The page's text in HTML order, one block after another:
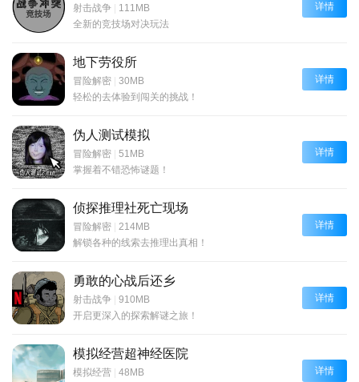
射击战争
111MB
全新的竞技场对决玩法
详情
地下劳役所
冒险解密
30MB
轻松的去体验到闯关的挑战！
详情
伪人测试模拟
冒险解密
51MB
掌握着不错恐怖谜题！
详情
侦探推理社死亡现场
冒险解密
214MB
解锁各种的线索去推理出真相！
详情
勇敢的心战后还乡
射击战争
910MB
开启更深入的探索解谜之旅！
详情
模拟经营超神经医院
模拟经营
48MB
详情